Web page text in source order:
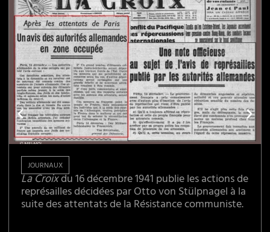
JOURNAUX
La Croixdu 16 décembre 1941 publie les actions de
représailles décidées par Otto von Stülpnagel à la
suite des attentats de la Résistance communiste.